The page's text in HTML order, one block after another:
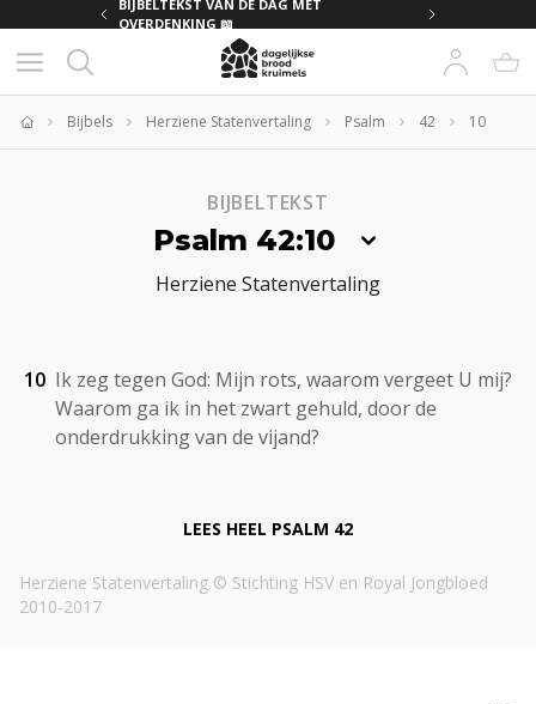
BIJBELTEKST VAN DE DAG MET
OVERDENKING 📖
Home
Bijbels Herziene Statenvertaling Psalm 42 10
BIJBELTEKST
Psalm 42:10
Herziene Statenvertaling
10 Ik zeg tegen God: Mijn rots, waarom vergeet U mij?
Waarom ga ik in het zwart gehuld, door de
onderdrukking van de vijand?
LEES HEEL PSALM 42
Herziene Statenvertaling © Stichting HSV en Royal Jongbloed
2010-2017